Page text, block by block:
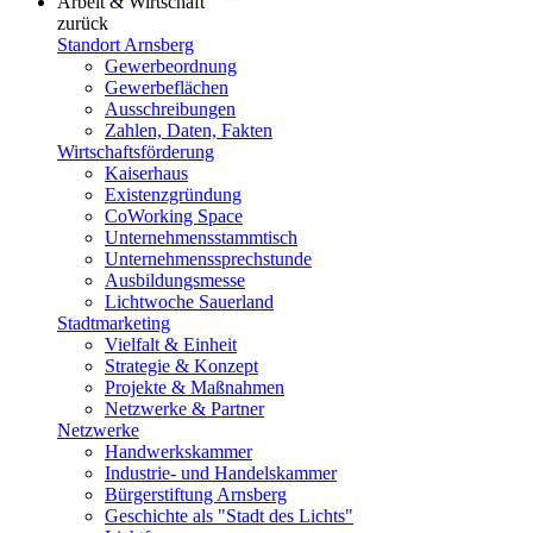
zurück
Standort Arnsberg
Gewerbeordnung
Gewerbeflächen
Ausschreibungen
Zahlen, Daten, Fakten
Wirtschaftsförderung
Kaiserhaus
Existenzgründung
CoWorking Space
Unternehmensstammtisch
Unternehmenssprechstunde
Ausbildungsmesse
Lichtwoche Sauerland
Stadtmarketing
Vielfalt & Einheit
Strategie & Konzept
Projekte & Maßnahmen
Netzwerke & Partner
Netzwerke
Handwerkskammer
Industrie- und Handelskammer
Bürgerstiftung Arnsberg
Geschichte als "Stadt des Lichts"